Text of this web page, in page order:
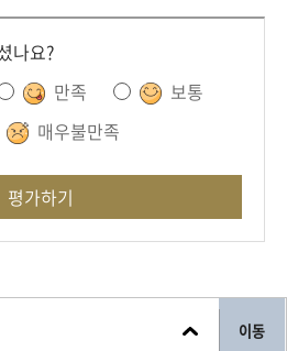
나요?
만족
보통
매우불만족
평가하기
이동